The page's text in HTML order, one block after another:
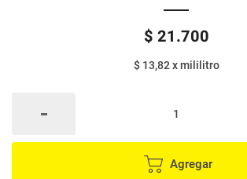
$ 21.700
$ 13,82xmililitro
Agregar